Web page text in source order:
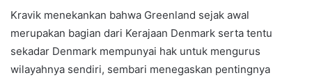
Kravik menekankan bahwa Greenland sejak awal
merupakan bagian dari Kerajaan Denmark serta tentu
sekadar Denmark mempunyai hak untuk mengurus
wilayahnya sendiri, sembari menegaskan pentingnya